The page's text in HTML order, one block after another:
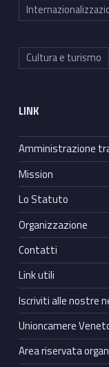
Cultura e turismo
LINK
Amministrazione
Mission
Lo Statuto
Organizzazione
Contatti
Link utili
Iscriviti alle nostre
Unioncamere
Area riservata